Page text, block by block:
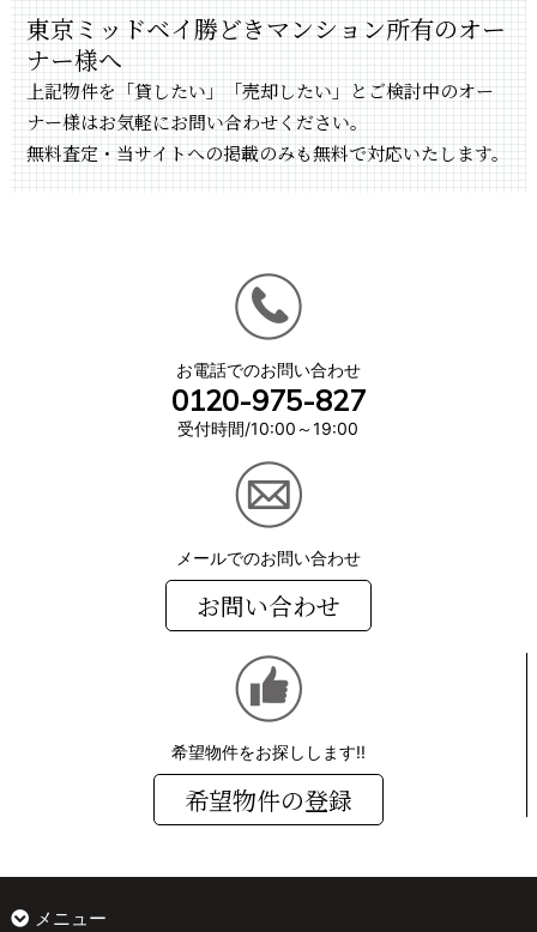
東京ミッドベイ勝どきマンション所有のオー
ナー様へ
上記物件を「貸したい」「売却したい」とご検討中のオー
ナー様はお気軽にお問い合わせください。
無料査定・当サイトへの掲載のみも無料で対応いたします。
お電話でのお問い合わせ
0120-975-827
受付時間/10:00～19:00
メールでのお問い合わせ
お問い合わせ
希望物件をお探しします!!
希望物件の登録
メニュー